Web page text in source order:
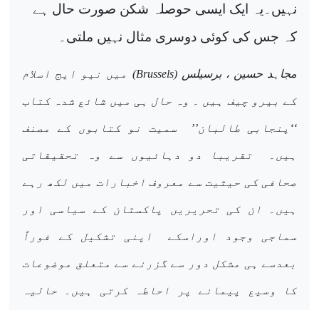
نہیں۔یہ ایک ایسی حوصلہ شکن صورت حال ہے
کہ جس کی کوئی دوسری مثال نہیں ملتی۔
مجاہد حسین ، برسیلس (Brussels) میں نیو ایج اسلام
کے بیرو چیف ہیں ۔ وہ حال ہی میں شائع شدہ کتاب
‘‘پنجابی طالبان’’ سمیت نو کتابوں کے مصنف
ہیں۔ تقریبا دو دہائیوں سے وہ تحقیقاتی
صحافی کی حیثیت سے معروف اخبارات میں لکھ رہے
ہیں۔ ان کی تحریریں پاکستان کے سیاسی اور
سماجی وجود اوراسکے اپنی تشکیل کے فوراً
بعدسے ہی مشکل دور سے گزرنے سے متعلق موضوعات
کا وسیع پیمانے پر احاطہ کرتی ہیں۔ حالیہ